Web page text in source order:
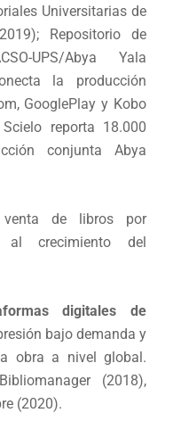
Universitarias de
Repositorio de
UPS/Abya Yala
la producción
GooglePlay y Kobo
reporta 18.000
conjunta Abya
de libros por
al crecimiento del
digitales de
bajo demanda y
obra a nivel global.
(2018),
(2020).